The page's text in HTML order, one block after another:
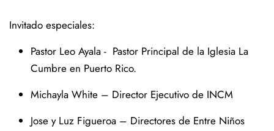
Invitado especiales:
Pastor Leo Ayala - Pastor Principal de la Iglesia La
Cumbre en Puerto Rico.
Michayla White – Director Ejecutivo de INCM
Jose y Luz Figueroa – Directores de Entre Niños